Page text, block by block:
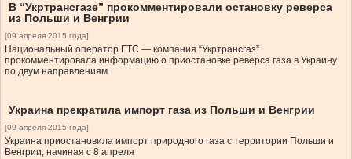
В “Укртрансгазе” прокомментировали остановку реверса
из Польши и Венгрии
[09 апреля 2015 года]
Национальный оператор ГТС — компания “Укртрансгаз”
прокомментировала информацию о приостановке реверса газа в Украину
по двум направлениям
Украина прекратила импорт газа из Польши и Венгрии
[09 апреля 2015 года]
Украина приостановила импорт природного газа с территории Польши и
Венгрии, начиная с 8 апреля